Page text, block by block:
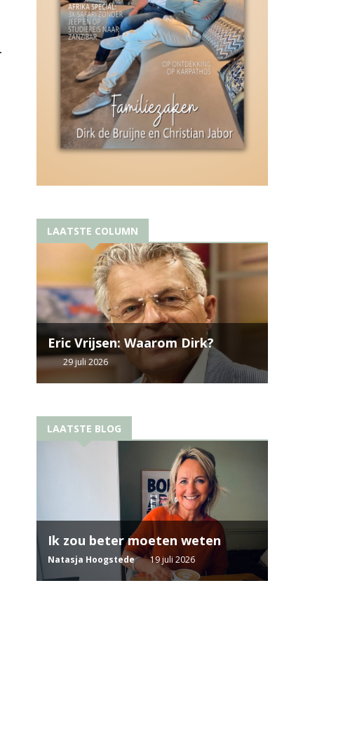
LAATSTE COLUMN
Eric Vrijsen: Waarom Dirk?
29 juli 2026
LAATSTE BLOG
Ik zou beter moeten weten
Natasja Hoogstede 19 juli 2026